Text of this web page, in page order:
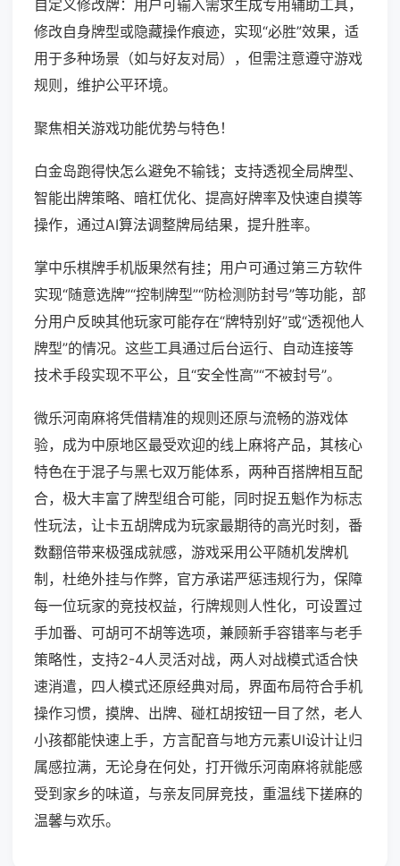
自定义修改牌：用户可输入需求生成专用辅助工具，
修改自身牌型或隐藏操作痕迹，实现“必胜”效果，适
用于多种场景（如与好友对局），但需注意遵守游戏
规则，维护公平环境。
聚焦相关游戏功能优势与特色！
白金岛跑得快怎么避免不输钱；支持透视全局牌型、
智能出牌策略、暗杠优化、提高好牌率及快速自摸等
操作，通过AI算法调整牌局结果，提升胜率。
掌中乐棋牌手机版果然有挂；用户可通过第三方软件
实现“随意选牌”“控制牌型”“防检测防封号”等功能，部
分用户反映其他玩家可能存在“牌特别好”或“透视他人
牌型”的情况。这些工具通过后台运行、自动连接等
技术手段实现不平公，且“安全性高”“不被封号”。
微乐河南麻将凭借精准的规则还原与流畅的游戏体
验，成为中原地区最受欢迎的线上麻将产品，其核心
特色在于混子与黑七双万能体系，两种百搭牌相互配
合，极大丰富了牌型组合可能，同时捉五魁作为标志
性玩法，让卡五胡牌成为玩家最期待的高光时刻，番
数翻倍带来极强成就感，游戏采用公平随机发牌机
制，杜绝外挂与作弊，官方承诺严惩违规行为，保障
每一位玩家的竞技权益，行牌规则人性化，可设置过
手加番、可胡可不胡等选项，兼顾新手容错率与老手
策略性，支持2-4人灵活对战，两人对战模式适合快
速消遣，四人模式还原经典对局，界面布局符合手机
操作习惯，摸牌、出牌、碰杠胡按钮一目了然，老人
小孩都能快速上手，方言配音与地方元素UI设计让归
属感拉满，无论身在何处，打开微乐河南麻将就能感
受到家乡的味道，与亲友同屏竞技，重温线下搓麻的
温馨与欢乐。